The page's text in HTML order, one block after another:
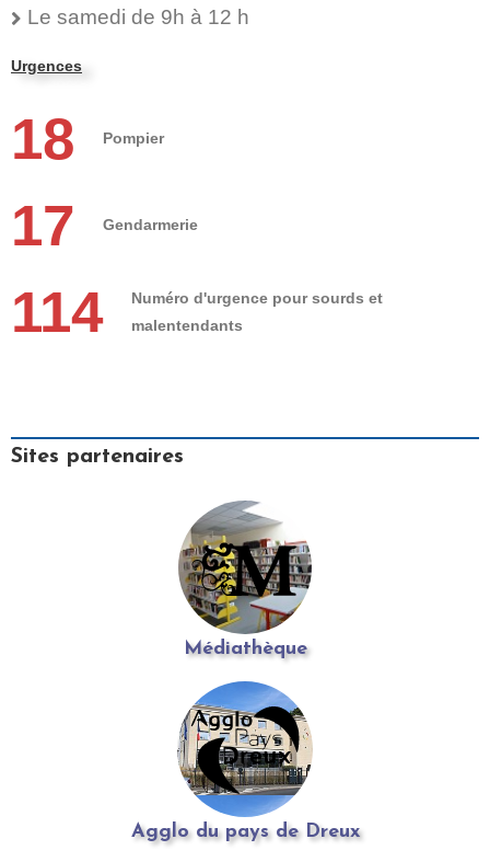
Le samedi de 9h à 12 h
Urgences
18 Pompier
17 Gendarmerie
114
Numéro d'urgence pour sourds et
malentendants
Sites partenaires
Médiathèque
Agglo du pays de Dreux